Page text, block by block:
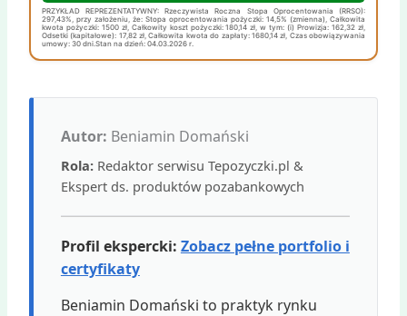
PRZYKŁAD REPREZENTATYWNY: Rzeczywista Roczna Stopa Oprocentowania (RRSO):
297,43%, przy założeniu, że: Stopa oprocentowania pożyczki: 14,5% (zmienna), Całkowita
kwota pożyczki: 1500 zł, Całkowity koszt pożyczki: 180,14 zł, w tym: (i) Prowizja: 162,32 zł,
Odsetki (kapitałowe): 17,82 zł, Całkowita kwota do zapłaty: 1680,14 zł, Czas obowiązywania
umowy: 30 dni.Stan na dzień: 04.03.2026 r.
Autor: Beniamin Domański
Rola: Redaktor serwisu Tepozyczki.pl &
Ekspert ds. produktów pozabankowych
Profil ekspercki: Zobacz pełne portfolio i
certyfikaty
Beniamin Domański to praktyk rynku